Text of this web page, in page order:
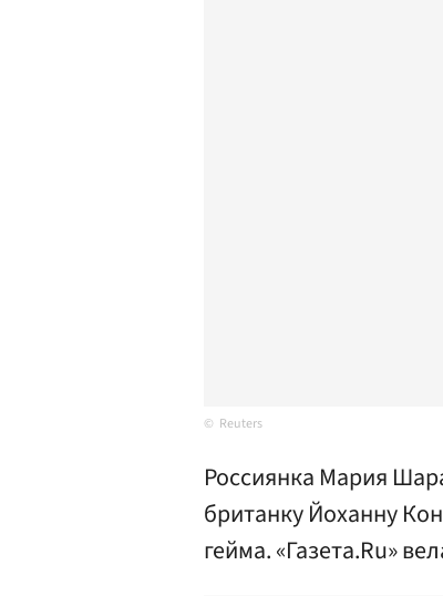
Reuters
Россиянка Мария
британку Йоханну
гейма. «Газета.Ru»